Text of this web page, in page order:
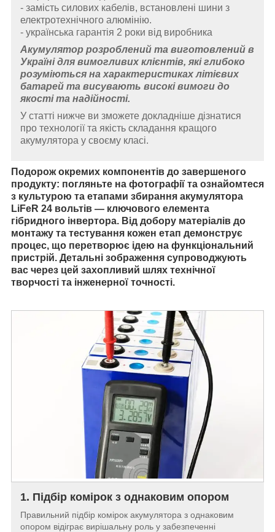
- замість силових кабелів, встановлені шини з
електротехнічного алюмінію.
- українська гарантія 2 роки від виробника
Акумулятор розроблений та виготовлений в
Україні для вимогливих клієнтів, які глибоко
розуміються на характеристиках літієвих
батарей та висувають високі вимоги до
якості та надійності.
У статті нижче ви зможете докладніше дізнатися
про технології та якість складання кращого
акумулятора у своєму класі.
Подорож окремих компонентів до завершеного
продукту: погляньте на фотографії та ознайомтеся
з культурою та етапами збирання акумулятора
LiFeR 24 вольтів — ключового елемента
гібридного інвертора. Від добору матеріалів до
монтажу та тестування кожен етап демонструє
процес, що перетворює ідею на функціональний
пристрій. Детальні зображення супроводжують
вас через цей захопливий шлях технічної
творчості та інженерної точності.
1. Підбір комірок з однаковим опором
Правильний підбір комірок акумулятора з однаковим
опором відіграє вирішальну роль у забезпеченні